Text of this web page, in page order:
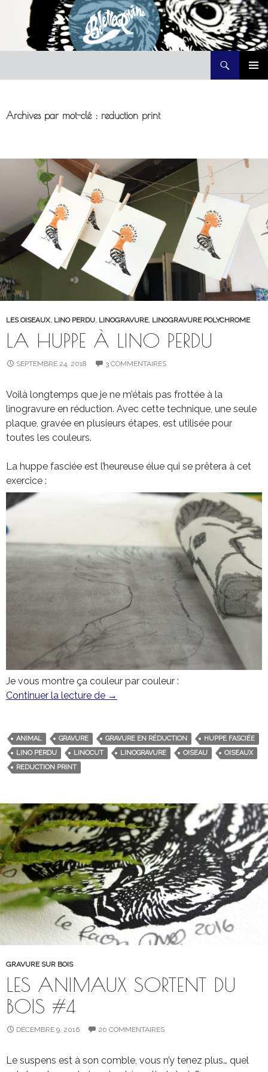
Archives par mot-clé : reduction print
LES OISEAUX, LINO PERDU, LINOGRAVURE, LINOGRAVURE POLYCHROME
LA HUPPE À LINO PERDU
SEPTEMBRE 24, 2018 3 COMMENTAIRES
Voilà longtemps que je ne m’étais pas frottée à la
linogravure en réduction. Avec cette technique, une seule
plaque, gravée en plusieurs étapes, est utilisée pour
toutes les couleurs.
La huppe fasciée est l’heureuse élue qui se prêtera à cet
exercice :
Je vous montre ça couleur par couleur :
Continuer la lecture de La huppe à lino perdu
→
ANIMAL GRAVURE GRAVURE EN RÉDUCTION
HUPPE FASCIÉE
LINO PERDU
LINOCUT LINOGRAVURE OISEAU
OISEAUX
REDUCTION PRINT
GRAVURE SUR BOIS
LES ANIMAUX SORTENT DU
BOIS #4
DÉCEMBRE 9, 2016 20 COMMENTAIRES
Le suspens est à son comble, vous n’y tenez plus… quel